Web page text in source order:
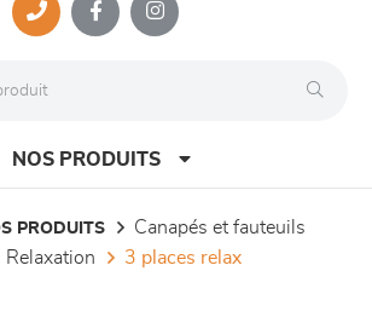
NOS PRODUITS
PRODUITS
canapés et fauteuils
relaxation
3 places relax